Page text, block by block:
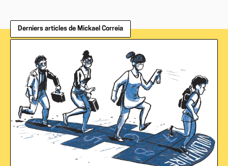
Derniers articles de Mickael Correia